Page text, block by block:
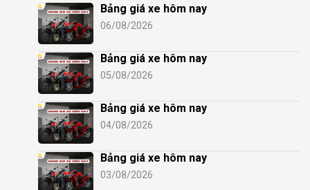
Bảng giá xe hôm nay
06/08/2026
Bảng giá xe hôm nay
05/08/2026
Bảng giá xe hôm nay
04/08/2026
Bảng giá xe hôm nay
03/08/2026